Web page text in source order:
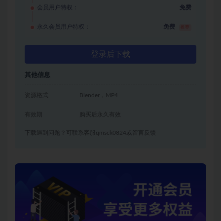
会员用户特权： 免费
永久会员用户特权： 免费
登录后下载
其他信息
资源格式 Blender，MP4
有效期 购买后永久有效
下载遇到问题？可联系客服qmsck0824或留言反馈